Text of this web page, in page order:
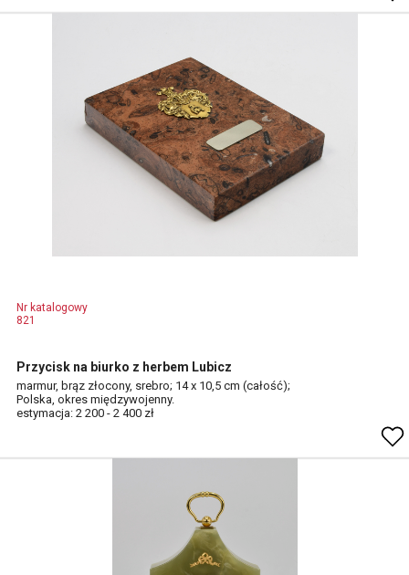
Nr katalogowy
821
Przycisk na biurko z herbem Lubicz
marmur, brąz złocony, srebro; 14 x 10,5 cm (całość);
Polska, okres międzywojenny.
estymacja: 2 200 - 2 400 zł